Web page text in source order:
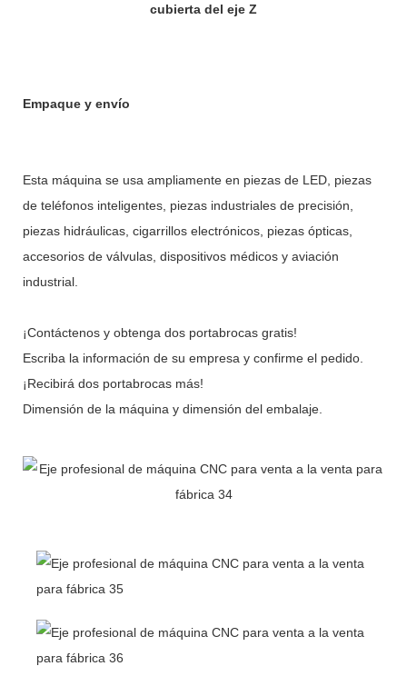
cubierta del eje Z
Empaque y envío
Esta máquina se usa ampliamente en piezas de LED, piezas
de teléfonos inteligentes, piezas industriales de precisión,
piezas hidráulicas, cigarrillos electrónicos, piezas ópticas,
accesorios de válvulas, dispositivos médicos y aviación
industrial.
¡Contáctenos y obtenga dos portabrocas gratis!
Escriba la información de su empresa y confirme el pedido.
¡Recibirá dos portabrocas más!
Dimensión de la máquina y dimensión del embalaje.